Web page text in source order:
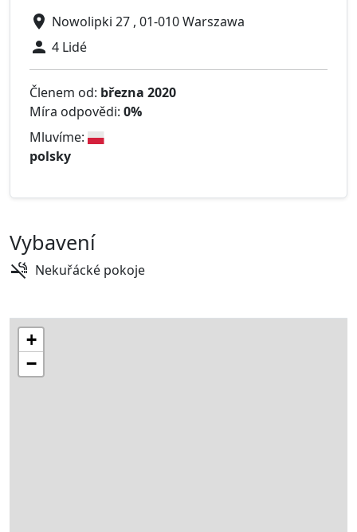
Nowolipki 27 , 01-010 Warszawa
4 Lidé
Členem od: března 2020
Míra odpovědi: 0%
Mluvíme:
polsky
Vybavení
Nekuřácké pokoje
+
−